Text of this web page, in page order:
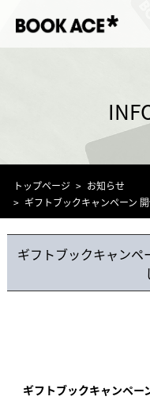
トップページ
お知らせ
ギフトブックキャンペーン
ギフトブックキャンペ
ギフトブックキャンペー